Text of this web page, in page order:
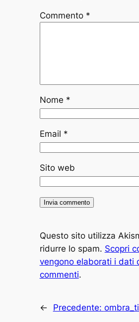
Commento *
Nome *
Email *
Sito web
Questo sito utilizza
ridurre lo spam. Scopri
vengono elaborati i dati
commenti.
← Precedente: